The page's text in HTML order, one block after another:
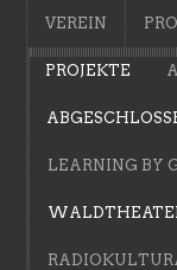
VEREIN
PROJEKTE
LEARNING BY